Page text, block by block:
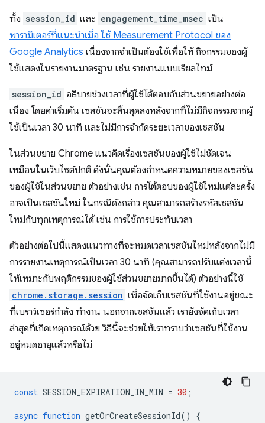
ทั้ง session_id และ engagement_time_msec เป็น
พารามิเตอร์ที่แนะนำเมื่อ ใช้ Measurement Protocol ของ
Google Analytics เนื่องจากจำเป็นต้องใช้เพื่อให้ กิจกรรมของผู้
ใช้แสดงในรายงานมาตรฐาน เช่น รายงานแบบเรียลไทม์
session_id อธิบายช่วงเวลาที่ผู้ใช้โต้ตอบกับส่วนขยายอย่างต่อ
เนื่อง โดยค่าเริ่มต้น เซสชันจะสิ้นสุดลงหลังจากที่ไม่มีกิจกรรมจากผู้
ใช้เป็นเวลา 30 นาที และไม่มีการจํากัดระยะเวลาของเซสชัน
ในส่วนขยาย Chrome แนวคิดเรื่องเซสชันของผู้ใช้ไม่ชัดเจน
เหมือนในเว็บไซต์ปกติ ดังนั้นคุณต้องกำหนดความหมายของเซสชัน
ของผู้ใช้ในส่วนขยาย ตัวอย่างเช่น การโต้ตอบของผู้ใช้ใหม่แต่ละครั้ง
อาจเป็นเซสชันใหม่ ในกรณีดังกล่าว คุณสามารถสร้างรหัสเซสชัน
ใหม่กับทุกเหตุการณ์ได้ เช่น การใช้การประทับเวลา
ตัวอย่างต่อไปนี้แสดงแนวทางที่จะหมดเวลาเซสชันใหม่หลังจากไม่มี
การรายงานเหตุการณ์เป็นเวลา 30 นาที (คุณสามารถปรับแต่งเวลานี้
ให้เหมาะกับพฤติกรรมของผู้ใช้ส่วนขยายมากขึ้นได้) ตัวอย่างนี้ใช้
chrome.storage.session เพื่อจัดเก็บเซสชันที่ใช้งานอยู่ขณะ
ที่เบราว์เซอร์กำลัง ทำงาน นอกจากเซสชันแล้ว เรายังจัดเก็บเวลา
ล่าสุดที่เกิดเหตุการณ์ด้วย วิธีนี้จะช่วยให้เราทราบว่าเซสชันที่ใช้งาน
อยู่หมดอายุแล้วหรือไม่
const SESSION_EXPIRATION_IN_MIN = 30 ;
async function getOrCreateSessionId()
{